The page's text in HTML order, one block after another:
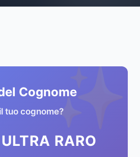
✨
Cognome
tuo cognome?
ULTRA RARO